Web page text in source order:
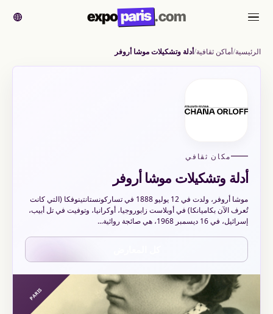
القائمة expoparis.com
الرئيسية أماكن ثقافية أدلة وتشكيلات موشا أروفر
مكان ثقافي
أدلة وتشكيلات موشا أروفر
موشا أروفر، ولدت في 12 يوليو 1888 في تساركونستانتينوفكا (التي كانت
تُعرف الآن بكاميانكا) في أوبلاست زابوروجيا، أوكرانيا، وتوفيت في تل أبيب،
إسرائيل، في 16 ديسمبر 1968، هي صائجة روائية...
PARIS